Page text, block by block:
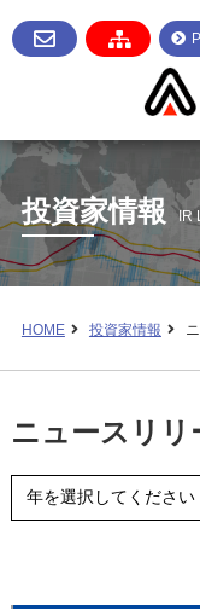
投資家情報 IR
HOME 投資家情報
ニュースリリ